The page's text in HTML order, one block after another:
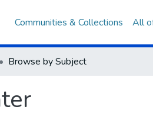
Communities & Collections All
Browse by Subject